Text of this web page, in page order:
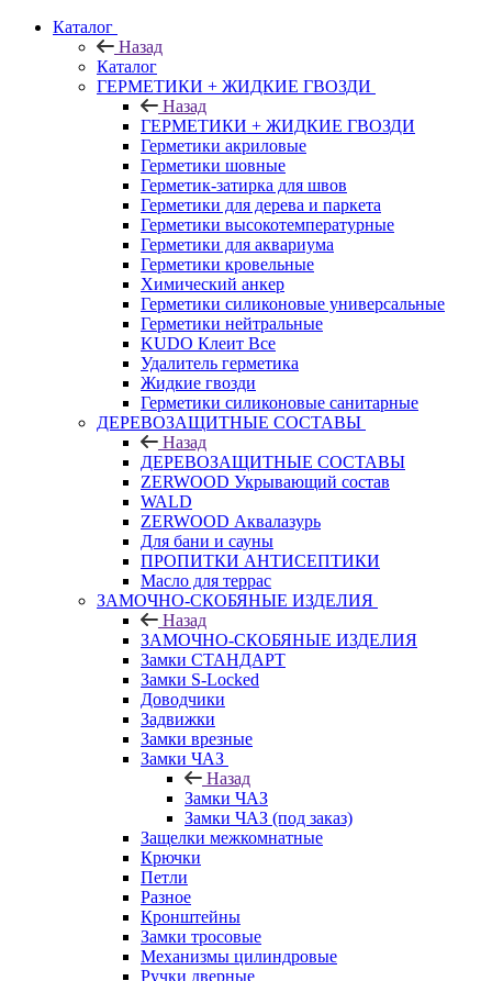
Каталог
Назад
Каталог
ГЕРМЕТИКИ + ЖИДКИЕ ГВОЗДИ
Назад
ГЕРМЕТИКИ + ЖИДКИЕ ГВОЗДИ
Герметики акриловые
Герметики шовные
Герметик-затирка для швов
Герметики для дерева и паркета
Герметики высокотемпературные
Герметики для аквариума
Герметики кровельные
Химический анкер
Герметики силиконовые универсальные
Герметики нейтральные
KUDO Клеит Все
Удалитель герметика
Жидкие гвозди
Герметики силиконовые санитарные
ДЕРЕВОЗАЩИТНЫЕ СОСТАВЫ
Назад
ДЕРЕВОЗАЩИТНЫЕ СОСТАВЫ
ZERWOOD Укрывающий состав
WALD
ZERWOOD Аквалазурь
Для бани и сауны
ПРОПИТКИ АНТИСЕПТИКИ
Масло для террас
ЗАМОЧНО-СКОБЯНЫЕ ИЗДЕЛИЯ
Назад
ЗАМОЧНО-СКОБЯНЫЕ ИЗДЕЛИЯ
Замки СТАНДАРТ
Замки S-Locked
Доводчики
Задвижки
Замки врезные
Замки ЧАЗ
Назад
Замки ЧАЗ
Замки ЧАЗ (под заказ)
Защелки межкомнатные
Крючки
Петли
Разное
Кронштейны
Замки тросовые
Механизмы цилиндровые
Ручки дверные